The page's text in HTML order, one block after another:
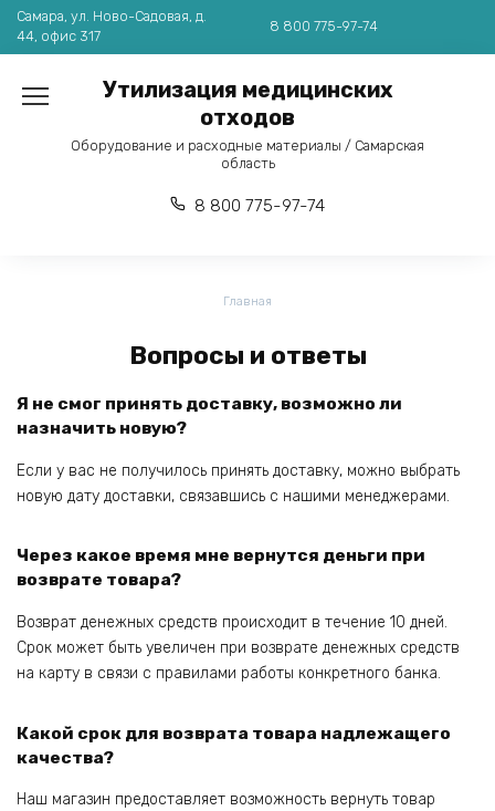
Перейти
содержанию
Самара, ул. Ново-Садовая, д.
44, офис 317
8 800 775-97-74
Утилизация медицинских
отходов
Оборудование и расходные материалы / Самарская
область
8 800 775-97-74
Главная
Вопросы и ответы
Я не смог принять доставку, возможно ли
назначить новую?
Если у вас не получилось принять доставку, можно выбрать
новую дату доставки, связавшись с нашими менеджерами.
Через какое время мне вернутся деньги при
возврате товара?
Возврат денежных средств происходит в течение 10 дней.
Срок может быть увеличен при возврате денежных средств
на карту в связи с правилами работы конкретного банка.
Какой срок для возврата товара надлежащего
качества?
Наш магазин предоставляет возможность вернуть товар